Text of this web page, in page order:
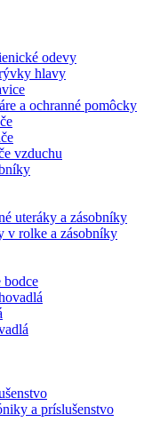
odevy
hlavy
a ochranné pomôcky
vzduchu
uteráky a zásobníky
v rolke a zásobníky
bodce
a príslušenstvo